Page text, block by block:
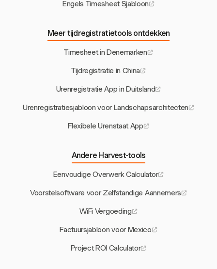
Engels Timesheet Sjabloon
Meer tijdregistratietools ontdekken
Timesheet in Denemarken
Tijdregistratie in China
Urenregistratie App in Duitsland
Urenregistratiesjabloon voor Landschapsarchitecten
Flexibele Urenstaat App
Andere Harvest-tools
Eenvoudige Overwerk Calculator
Voorstelsoftware voor Zelfstandige Aannemers
WiFi Vergoeding
Factuursjabloon voor Mexico
Project ROI Calculator